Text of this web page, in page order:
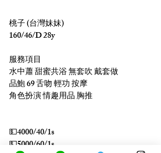
桃子 (台灣妹妹)
160/46/D 28y
服務項目
水中蕭 甜蜜共浴 無套吹 戴套做
品鮑 69 舌吻 輕功 按摩
角色扮演 情趣用品 胸推
💵4000/40/1s
💵5000/60/1s